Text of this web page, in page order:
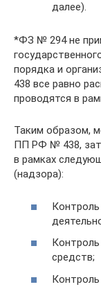
далее).
*ФЗ № 294 не
порядка и
438 все равно
проводятся в
Таким образом,
ПП РФ № 438,
в рамках
(надзора):
средств;